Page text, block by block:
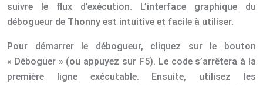
suivre le flux d’exécution. L’interface graphique du
débogueur de Thonny est intuitive et facile à utiliser.
Pour démarrer le débogueur, cliquez sur le bouton
« Déboguer » (ou appuyez sur F5). Le code s’arrêtera à la
première ligne exécutable. Ensuite, utilisez les